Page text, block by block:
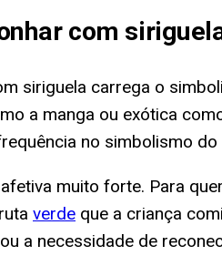
com
siriguela carrega o
a manga ou exótica
no simbolismo
muito forte. Para
verde que a criança
a necessidade de